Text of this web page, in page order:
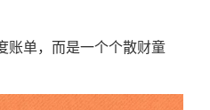
账单，而是一个个散财童